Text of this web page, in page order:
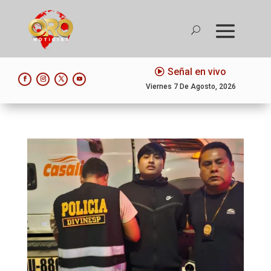
Señal en vivo
Viernes 7 De Agosto, 2026